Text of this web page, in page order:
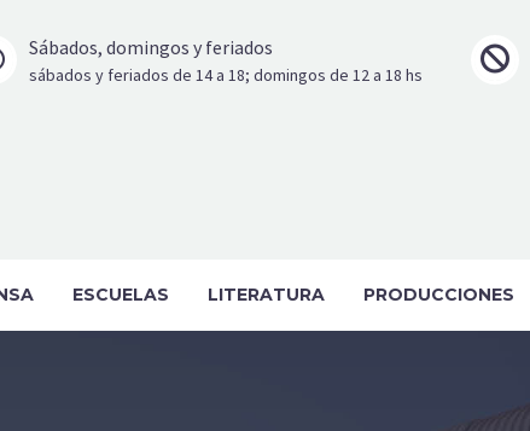
Sábados, domingos y feriados
sábados y feriados de 14 a 18; domingos de 12 a 18 hs


ESCUELAS LITERATURA PRODUCCIONES